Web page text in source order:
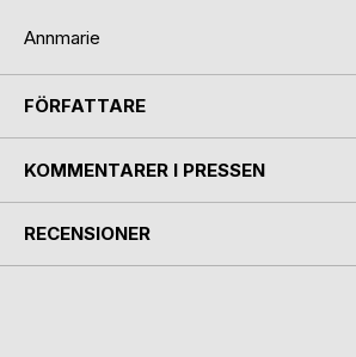
Annmarie
FÖRFATTARE
KOMMENTARER I PRESSEN
RECENSIONER